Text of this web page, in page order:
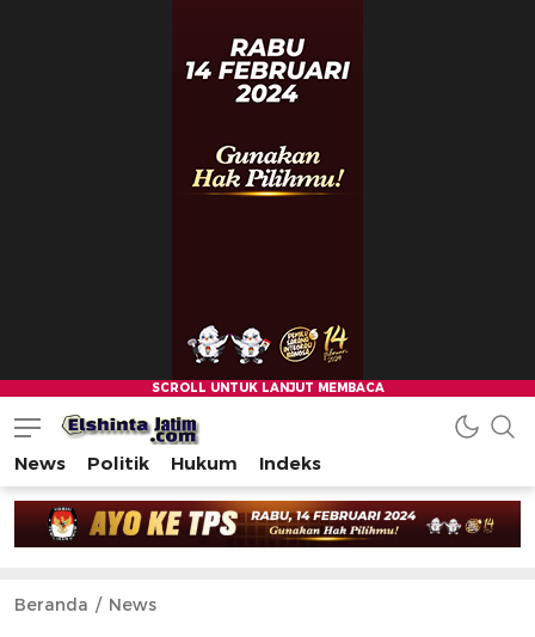
News Politik Hukum Indeks
Beranda News